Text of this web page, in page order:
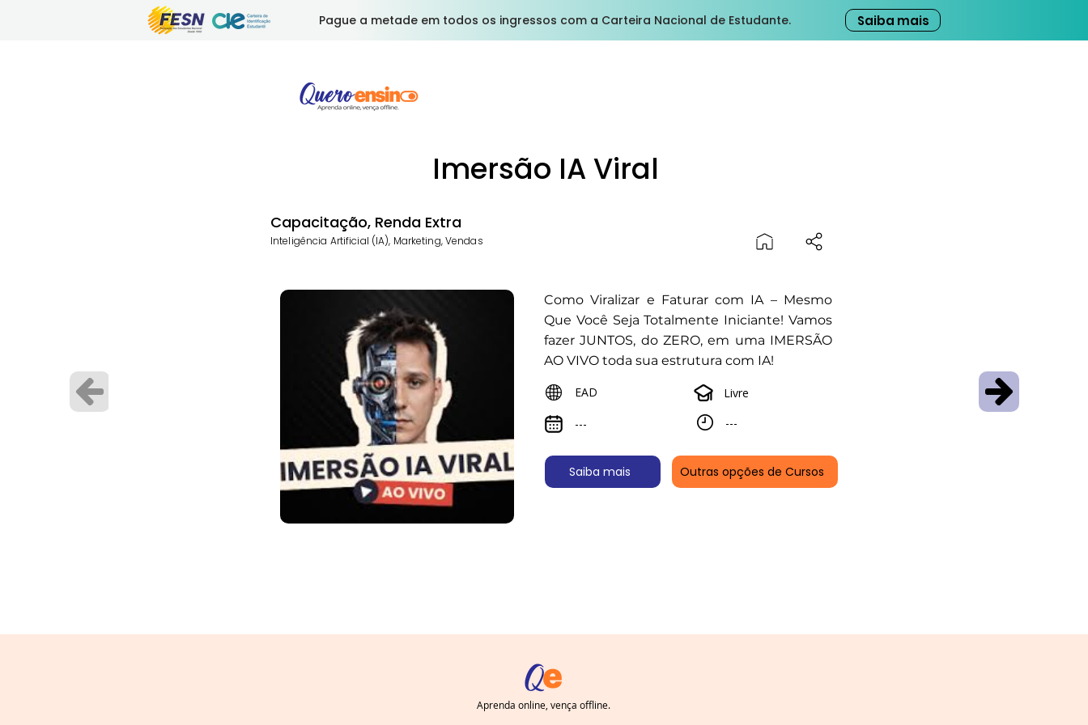
Pague a metade em todos os ingressos com a Carteira Nacional de Estudante. Saiba mais
Imersão IA Viral
Capacitação, Renda Extra
Inteligência Artificial (IA), Marketing, Vendas
Como Viralizar e Faturar com IA – Mesmo
Que Você Seja Totalmente Iniciante! Vamos
fazer JUNTOS, do ZERO, em uma IMERSÃO
AO VIVO toda sua estrutura com IA!
EAD
Livre
---
---
Saiba mais Outras opções de Cursos
Aprenda online, vença offline.